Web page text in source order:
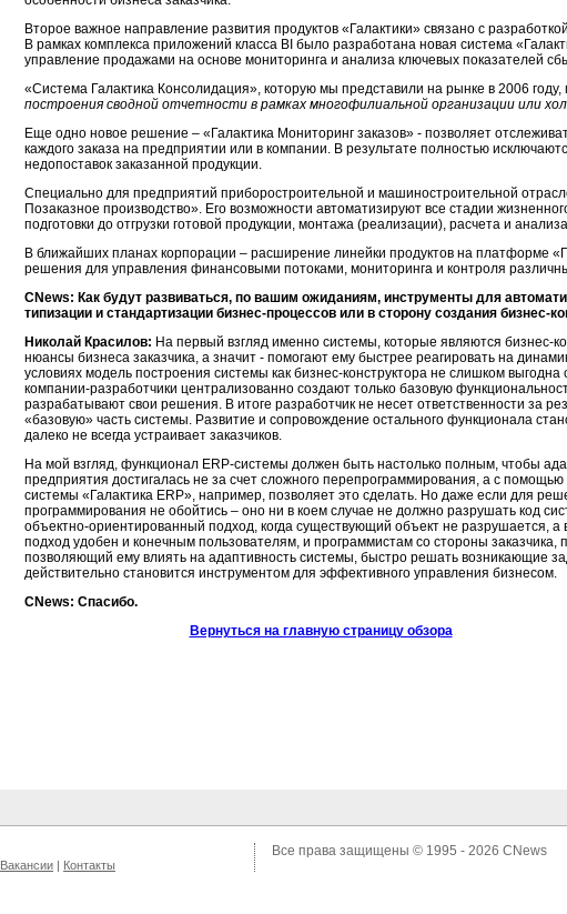
Второе важное направление развития продуктов «Галактики» связано с
В рамках комплекса приложений класса BI было разработана новая система
управление продажами на основе мониторинга и анализа ключевых показателей
«Система Галактика Консолидация», которую мы представили на рынке в 2006
построения сводной отчетности в рамках многофилиальной организации или
Еще одно новое решение – «Галактика Мониторинг заказов» - позволяет
каждого заказа на предприятии или в компании. В результате полностью
недопоставок заказанной продукции.
Специально для предприятий приборостроительной и машиностроительной
Позаказное производство». Его возможности автоматизируют все стадии
подготовки до отгрузки готовой продукции, монтажа (реализации), расчета и
В ближайших планах корпорации – расширение линейки продуктов на платформе
решения для управления финансовыми потоками, мониторинга и контроля
CNews: Как будут развиваться, по вашим ожиданиям, инструменты для
типизации и стандартизации бизнес-процессов или в сторону создания бизнес-
Николай Красилов: На первый взгляд именно системы, которые являются бизнес-
нюансы бизнеса заказчика, а значит - помогают ему быстрее реагировать на
условиях модель построения системы как бизнес-конструктора не слишком выгодна
компании-разработчики централизованно создают только базовую
разрабатывают свои решения. В итоге разработчик не несет ответственности за
«базовую» часть системы. Развитие и сопровождение остального функционала
далеко не всегда устраивает заказчиков.
На мой взгляд, функционал ERP-системы должен быть настолько полным, чтобы
предприятия достигалась не за счет сложного перепрограммирования, а с
системы «Галактика ERP», например, позволяет это сделать. Но даже если для
программирования не обойтись – оно ни в коем случае не должно разрушать код
объектно-ориентированный подход, когда существующий объект не разрушается, а
подход удобен и конечным пользователям, и программистам со стороны заказчика,
позволяющий ему влиять на адаптивность системы, быстро решать возникающие
действительно становится инструментом для эффективного управления бизнесом.
CNews: Спасибо.
Вернуться на главную страницу обзора
Вакансии | Контакты
Все права защищены © 1995 - 2026 CNews